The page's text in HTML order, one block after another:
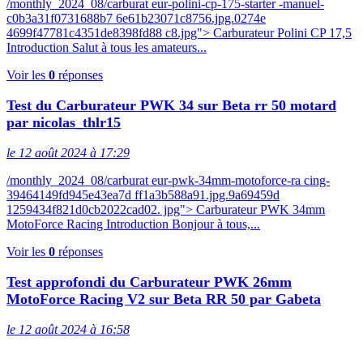
/monthly_2024_08/carburat eur-polini-cp-175-starter -manuel-
c0b3a31f0731688b7 6e61b23071c8756.jpg.0274e
4699f47781c4351de8398fd88 c8.jpg"> Carburateur Polini CP 17,5
Introduction Salut à tous les amateurs...
Voir les 0 réponses
Test du Carburateur PWK 34 sur Beta rr 50 motard
par nicolas_thlr15
le 12 août 2024 à 17:29
/monthly_2024_08/carburat eur-pwk-34mm-motoforce-ra cing-
39464149fd945e43ea7d ff1a3b588a91.jpg.9a69459d
1259434f821d0cb2022cad02. jpg"> Carburateur PWK 34mm
MotoForce Racing Introduction Bonjour à tous,...
Voir les 0 réponses
Test approfondi du Carburateur PWK 26mm
MotoForce Racing V2 sur Beta RR 50 par Gabeta
le 12 août 2024 à 16:58